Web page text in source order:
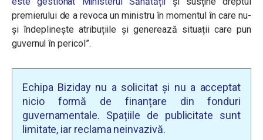
premierului de a revoca un ministru în momentul în care nu-
și îndeplinește atribuțiile și generează situații care pun
guvernul în pericol”.
Echipa Biziday nu a solicitat și nu a acceptat
nicio formă de finanțare din fonduri
guvernamentale. Spațiile de publicitate sunt
limitate, iar reclama neinvazivă.